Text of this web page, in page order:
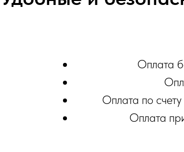
Оплата
Оплата по
Оплата